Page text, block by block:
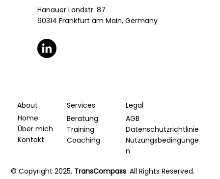
Hanauer Landstr. 87
60314 Frankfurt am Main, Germany
About
Home
Über mich
Kontakt
Services
Beratung
Training
Coaching
Legal
AGB
Datenschutzrichtlinie
Nutzungsbedingunge
n
© Copyright 2025, TransCompass. All Rights Reserved.